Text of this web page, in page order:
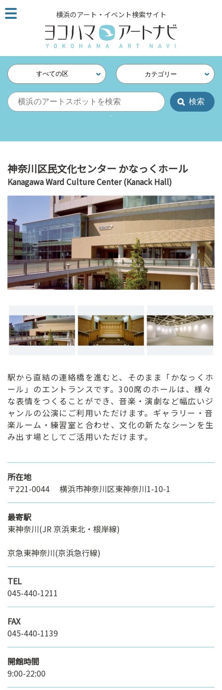
こ
の
ジ
そ
ま
ー
へ
リ
ン
ク
へ
ス
キ
ッ
横浜のアート・イベント検索サイト
すべての区 カテゴリー
神奈川区民文化センター かなっくホール
Kanagawa Ward Culture Center (Kanack Hall)
駅から直結の連絡橋を進むと、そのまま「かなっくホ
ール」のエントランスです。300席のホールは、様々
な表情をつくることができ、音楽・演劇など幅広いジ
ャンルの公演にご利用いただけます。ギャラリー・音
楽ルーム・練習室と合わせ、文化の新たなシーンを生
み出す場としてご活用いただけます。
所在地
〒221-0044 横浜市神奈川区東神奈川1-10-1
最寄駅
東神奈川(JR 京浜東北・根岸線)
京急東神奈川(京浜急行線)
TEL
045-440-1211
FAX
045-440-1139
開館時間
9:00-22:00